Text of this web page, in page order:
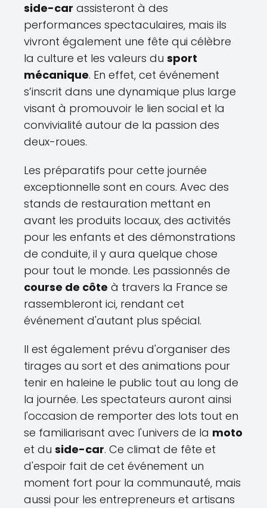
side-car assisteront à des
performances spectaculaires, mais ils
vivront également une fête qui célèbre
la culture et les valeurs du sport
mécanique. En effet, cet événement
s’inscrit dans une dynamique plus large
visant à promouvoir le lien social et la
convivialité autour de la passion des
deux-roues.
Les préparatifs pour cette journée
exceptionnelle sont en cours. Avec des
stands de restauration mettant en
avant les produits locaux, des activités
pour les enfants et des démonstrations
de conduite, il y aura quelque chose
pour tout le monde. Les passionnés de
course de côte à travers la France se
rassembleront ici, rendant cet
événement d'autant plus spécial.
Il est également prévu d'organiser des
tirages au sort et des animations pour
tenir en haleine le public tout au long de
la journée. Les spectateurs auront ainsi
l'occasion de remporter des lots tout en
se familiarisant avec l'univers de la moto
et du side-car. Ce climat de fête et
d'espoir fait de cet événement un
moment fort pour la communauté, mais
aussi pour les entrepreneurs et artisans